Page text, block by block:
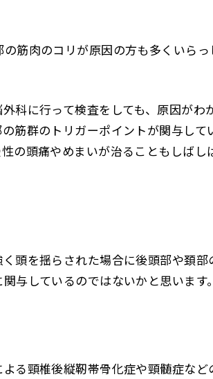
筋肉のコリが原因の方も多くいらっ
科に行って検査をしても、原因がわ
筋群のトリガーポイントが関与して
の頭痛やめまいが治ることもしばし
頭を揺らされた場合に後頭部や頚部
与しているのではないかと思います。
る頸椎後縦靭帯骨化症や頸髄症など